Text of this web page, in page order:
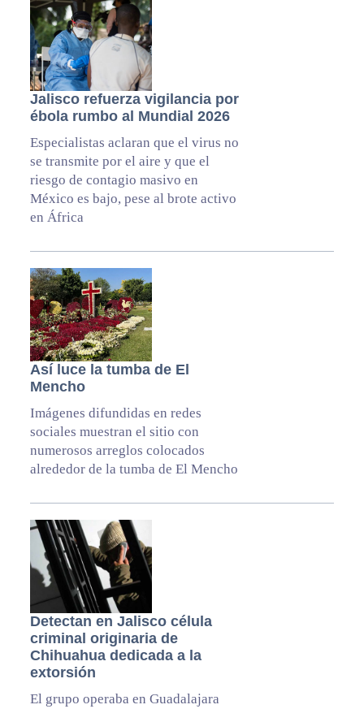
Jalisco refuerza vigilancia por
ébola rumbo al Mundial 2026
Especialistas aclaran que el virus no
se transmite por el aire y que el
riesgo de contagio masivo en
México es bajo, pese al brote activo
en África
Así luce la tumba de El
Mencho
Imágenes difundidas en redes
sociales muestran el sitio con
numerosos arreglos colocados
alrededor de la tumba de El Mencho
Detectan en Jalisco célula
criminal originaria de
Chihuahua dedicada a la
extorsión
El grupo operaba en Guadalajara